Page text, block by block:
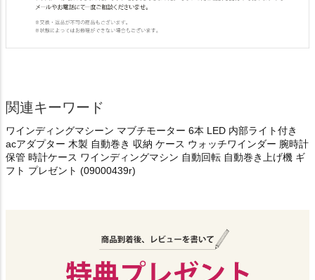
関連キーワード
ワインディングマシーン マブチモーター 6本 LED 内部ライト付き
acアダプター 木製 自動巻き 収納 ケース ウォッチワインダー 腕時計
保管 時計ケース ワインディングマシン 自動回転 自動巻き上げ機 ギ
フト プレゼント (09000439r)